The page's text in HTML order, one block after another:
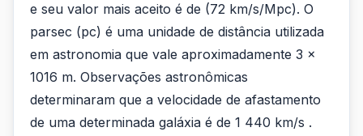
e seu valor mais aceito é de (72 km/s/Mpc). O
parsec (pc) é uma unidade de distância utilizada
em astronomia que vale aproximadamente 3 ×
1016 m. Observações astronômicas
determinaram que a velocidade de afastamento
de uma determinada galáxia é de 1 440 km/s .